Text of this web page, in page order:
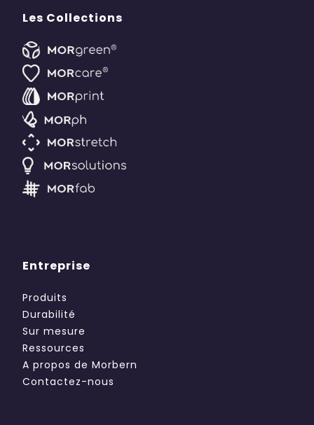
Les Collections
Entreprise
Produits
Durabilité
Sur mesure
Ressources
A propos de Morbern
Contactez-nous